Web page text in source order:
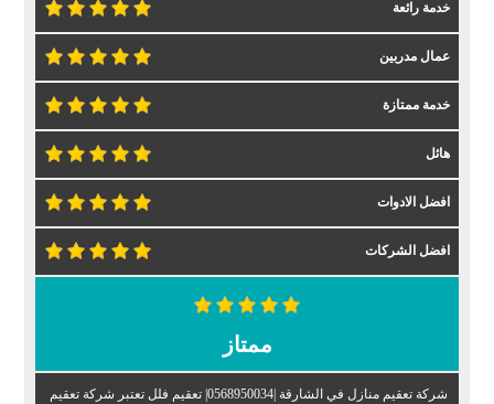
خدمة رائعة
عمال مدربين
خدمة ممتازة
هائل
افضل الادوات
افضل الشركات
ممتاز
شركة تعقيم منازل في الشارقة |0568950034| تعقيم فلل تعتبر شركة تعقيم